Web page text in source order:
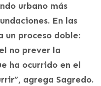
urbano más
En las
un proceso doble:
no prever la
ha ocurrido en el
agrega Sagredo.